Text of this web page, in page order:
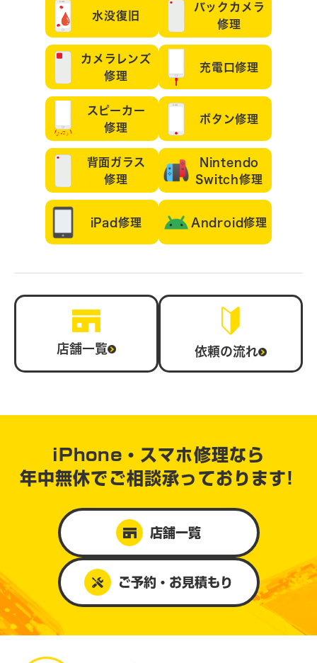
水没復旧
バックカメラ
修理
カメラレンズ
修理
充電口修理
スピーカー
修理
ボタン修理
背面ガラス
修理
Nintendo
Switch修理
iPad修理 Android修理
店舗一覧 依頼の流れ
iPhone・スマホ修理なら
年中無休で ご相談承っております!
店舗一覧
ご予約・お見積もり